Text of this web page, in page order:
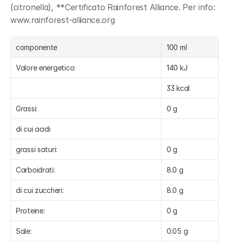
(citronella), **Certificato Rainforest Alliance. Per info:
www.rainforest-alliance.org
componente 100 ml
Valore energetico: 140 kJ
33 kcal
Grassi: 0 g
di cui acidi
grassi saturi: 0 g
Carboidrati: 8.0 g
di cui zuccheri: 8.0 g
Proteine: 0 g
Sale: 0.05 g